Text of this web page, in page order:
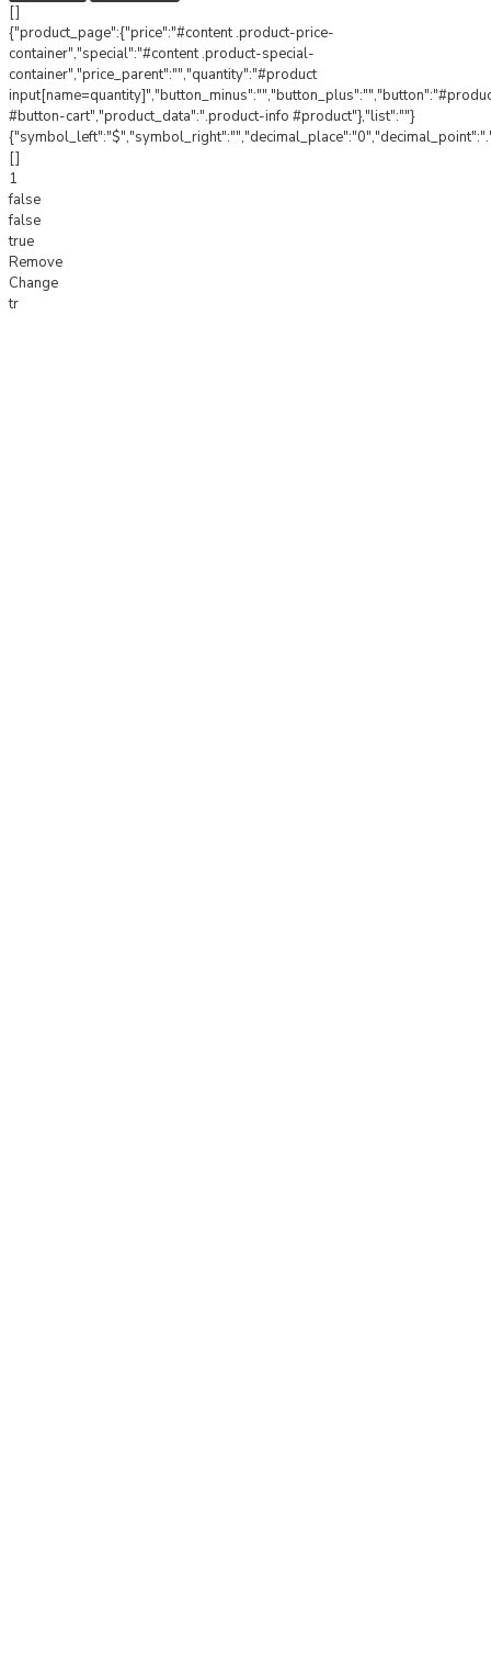
[]
{"product_page":{"price":"#content .product-price-
container","special":"#content .product-special-
container","price_parent":"","quantity":"#product
#button-cart","product_data":".product-info #product"},"list":""}
[]
1
false
false
true
Remove
Change
tr